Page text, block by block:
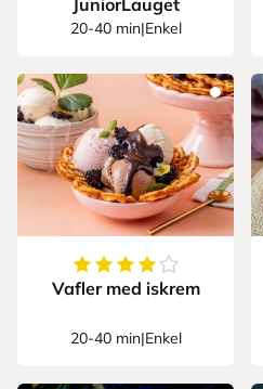
JuniorLauget
20-40 min|Enkel
4.133333333333334
Vafler med iskrem
20-40 min|Enkel